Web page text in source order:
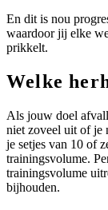
En dit is nou
waardoor jij elke
prikkelt.
Welke
Als jouw doel
niet zoveel uit of je
je setjes van 10 of
trainingsvolume.
trainingsvolume
bijhouden.